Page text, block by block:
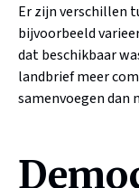
Er zijn verschillen
bijvoorbeeld
dat beschikbaar
landbrief meer
samenvoegen dan